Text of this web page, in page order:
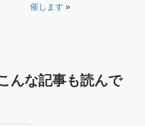
催します »
んな記事も読んで